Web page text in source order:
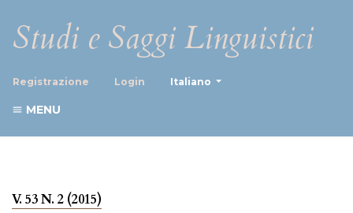
Studi e Saggi Linguistici
Registrazione Login Italiano
MENU
V. 53 N. 2 (2015)